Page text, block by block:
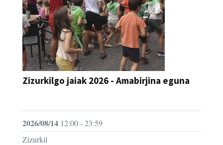
Zizurkilgo jaiak 2026 - Amabirjina eguna
2026/08/14 12:00 - 23:59
Zizurkil